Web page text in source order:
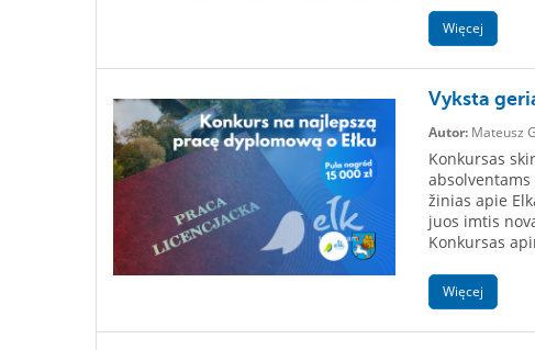
Więcej
Vyksta
Autor:Mateusz
Konkursas
žinias apie
juos imtis
Konkursas
Więcej